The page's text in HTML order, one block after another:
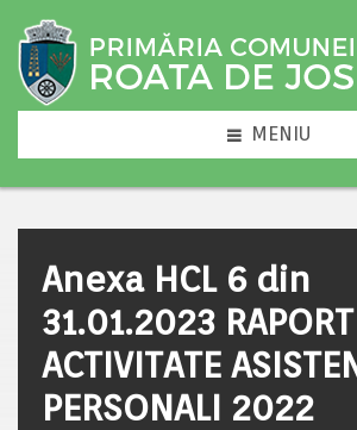
MENIU
Anexa HCL 6 din
31.01.2023 RAPORT
ACTIVITATE
PERSONALI 2022